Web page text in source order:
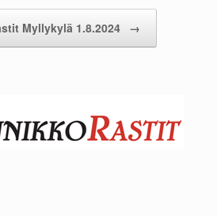
Myllykylä 1.8.2024 →